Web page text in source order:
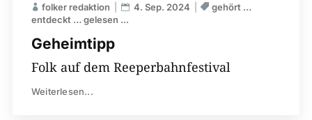
Geheimtipp
folker redaktion 4. Sep. 2024
gehört …
entdeckt … gelesen ...
Folk auf dem Reeperbahnfestival
Weiterlesen...